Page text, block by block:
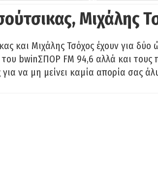
Μιχάλης
και Μιχάλης Τσόχος έχουν για δύο
του bwinΣΠΟΡ FM 94,6 αλλά και τους
για να μη μείνει καμία απορία σας